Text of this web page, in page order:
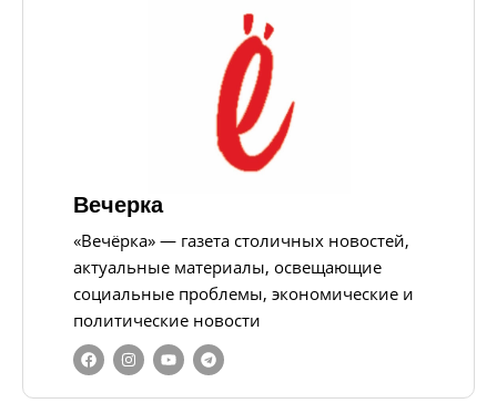
Вечерка
«Вечёрка» — газета столичных новостей,
актуальные материалы, освещающие
социальные проблемы, экономические и
политические новости